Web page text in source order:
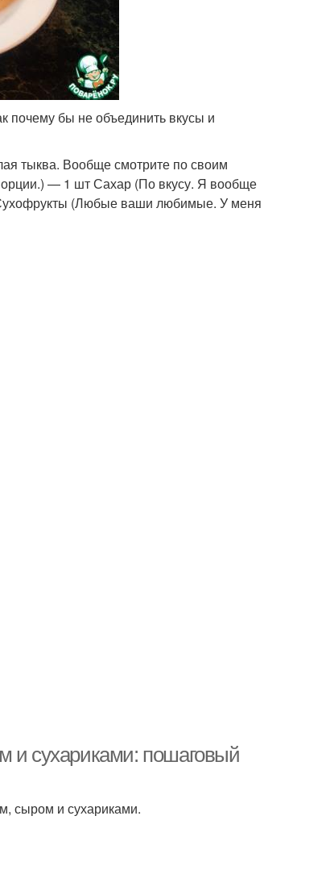
бы не объединить вкусы и
тыква. Вообще смотрите по своим
— 1 шт Сахар (По вкусу. Я вообще
(Любые ваши любимые. У меня
и сухариками: пошаговый
сыром и сухариками.